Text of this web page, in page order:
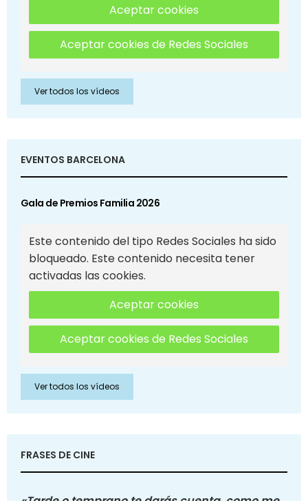
Aceptar cookies
Aceptar cookies de Redes Sociales
Ver todos los vídeos
EVENTOS BARCELONA
Gala de Premios Familia 2026
Este contenido del tipo Redes Sociales ha sido
bloqueado. Este contenido necesita tener
activadas las cookies.
Aceptar cookies
Aceptar cookies de Redes Sociales
Ver todos los vídeos
FRASES DE CINE